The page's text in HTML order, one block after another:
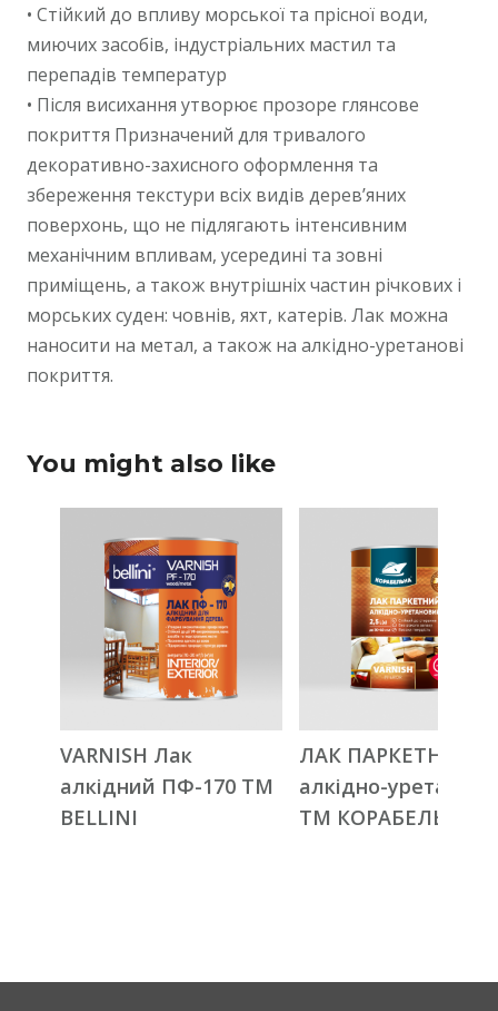
• Стійкий до впливу морської та прісної води,
миючих засобів, індустріальних мастил та
перепадів температур
• Після висихання утворює прозоре глянсове
покриття Призначений для тривалого
декоративно-захисного оформлення та
збереження текстури всіх видів дерев’яних
поверхонь, що не підлягають інтенсивним
механічним впливам, усередині та зовні
приміщень, а також внутрішніх частин річкових і
морських суден: човнів, яхт, катерів. Лак можна
наносити на метал, а також на алкідно-уретанові
покриття.
You might also like
VARNISH Лак
алкідний ПФ-170 ТМ
BELLINI
ЛАК ПАРКЕТНИЙ
алкідно-
ТМ КОРАБЕЛЬНА